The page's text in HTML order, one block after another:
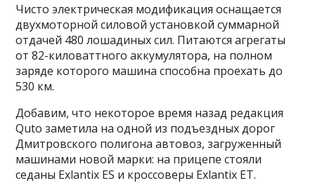
Чисто электрическая модификация оснащается
двухмоторной силовой установкой суммарной
отдачей 480 лошадиных сил. Питаются агрегаты
от 82-киловаттного аккумулятора, на полном
заряде которого машина способна проехать до
530 км.
Добавим, что некоторое время назад редакция
Quto заметила на одной из подъездных дорог
Дмитровского полигона автовоз, загруженный
машинами новой марки: на прицепе стояли
седаны Exlantix ES и кроссоверы Exlantix ET.